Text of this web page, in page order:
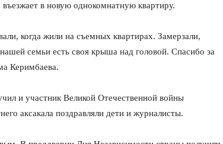
в новую однокомнатную квартиру.
когда жили на съемных квартирах. Замерзали,
семьи есть своя крыша над головой. Спасибо за
Керимбаева.
и участник Великой Отечественной войны
аксакала поздравляли дети и журналисты.